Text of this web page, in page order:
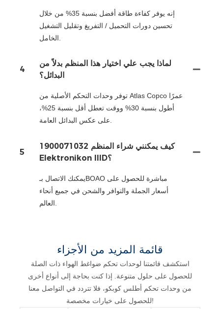
إنه يوفر كفاءة طاقة أفضل بنسبة 35% من خلال
تحسين دورات التحميل / التفريغ وتقليل التشغيل
4
لماذا يجب علي اختيار هذا المنظم بدلاً من
البدائل؟
توفر وحدات التحكم الأصلية من Atlas Copco عمرًا
أطول بنسبة 30% ووقت تعطل أقل بنسبة 25%،
على عكس البدائل العامة.
5
كيف يمكنني شراء المنظم 1900071032
Elektronikon IIID؟
يمكنك الاتصال بـBOAO مباشرة للحصول على
أسعار الجملة والتوافر والشحن في جميع أنحاء
قائمة المزيد من الأجزاء
استكشف قائمتنا لوحدات تحكم ضواغط الهواء ذات الصلة
للحصول على حلول متنوعة. إذا كنت بحاجة إلى أنواع أخرى
من وحدات تحكم أطلس كوبكو، فلا تتردد في التواصل معنا
للحصول على خيارات مخصصة!